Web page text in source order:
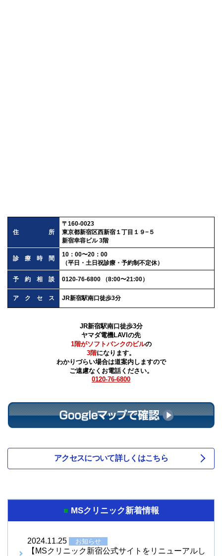
住所
〒160-0023
東京都新宿区西新宿１丁目１９−５
新宿幸容ビル 3階
診療時間
10：00〜20：00
（平日・土日祝診療・予約制不定休）
予約相談 0120-76-6800 （8:00〜21:00）
アクセス JR新宿駅南口徒歩3分
JR新宿駅南口徒歩3分
ヤマダ電機LAVIの先
1階がソフトバンクのビルの
3階になります。
わかりづらい場合は道案内しますので
ご遠慮なくお電話ください。
0120-76-6800
アクセスについて詳しくはこちら
■ MSクリニック新着情報
2024.11.25 お知らせ
【MSクリニック新宿公式サイトをリニューアルし